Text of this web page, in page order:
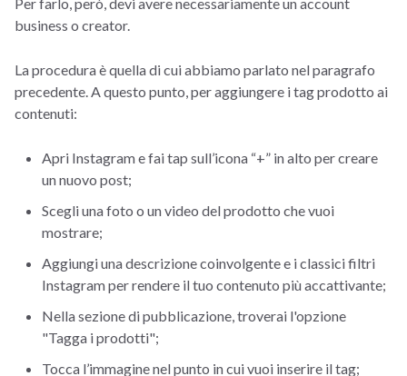
business o creator.
La procedura è quella di cui abbiamo parlato nel paragrafo
precedente. A questo punto, per aggiungere i tag prodotto ai
contenuti:
Apri Instagram e fai tap sull’icona “+” in alto per creare
un nuovo post;
Scegli una foto o un video del prodotto che vuoi
mostrare;
Aggiungi una descrizione coinvolgente e i classici filtri
Instagram per rendere il tuo contenuto più accattivante;
Nella sezione di pubblicazione, troverai l'opzione
"Tagga i prodotti";
Tocca l’immagine nel punto in cui vuoi inserire il tag;